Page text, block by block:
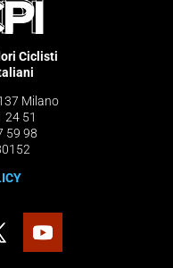
Ciclisti
Milano
24 51
59 98